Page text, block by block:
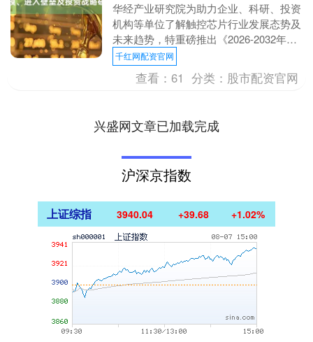
华经产业研究院为助力企业、科研、投资
机构等单位了解触控芯片行业发展态势及
未来趋势，特重磅推出《2026-2032年中
国触控芯片行业发展运行现状及投资机会
洞察报告....
千红网配资官网
查看：61 分类： 股市配资官网
兴盛网文章已加载完成
沪深京指数
上证综指 3940.04 +39.68 +1.02%